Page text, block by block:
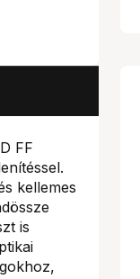
FF
kellemes
is